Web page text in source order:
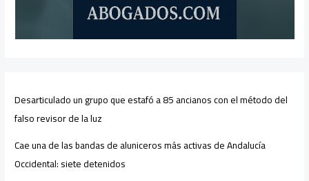
Desarticulado un grupo que estafó a 85 ancianos con el método del
falso revisor de la luz
Cae una de las bandas de aluniceros más activas de Andalucía
Occidental: siete detenidos